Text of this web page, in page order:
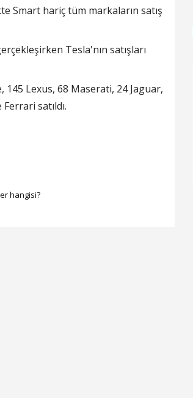
Smart hariç tüm markaların satış
Tesla'nın satışları
Lexus, 68 Maserati, 24 Jaguar,
satıldı.
hangisi?